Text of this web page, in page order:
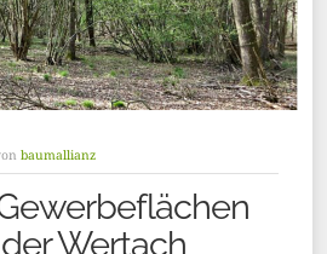
baumallianz
Wertach